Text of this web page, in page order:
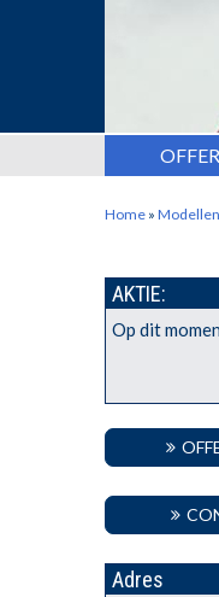
Home » Modellen
AKTIE:
Op dit
Adres